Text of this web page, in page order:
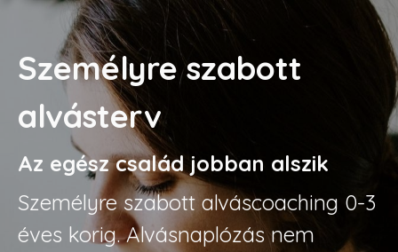
Személyre szabott
alvásterv
Az egész család jobban alszik
Személyre szabott alváscoaching 0-3
éves korig. Alvásnaplózás nem